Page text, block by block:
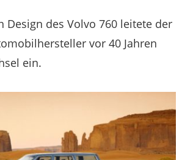
Design des Volvo 760 leitete der
vor 40 Jahren
ein.